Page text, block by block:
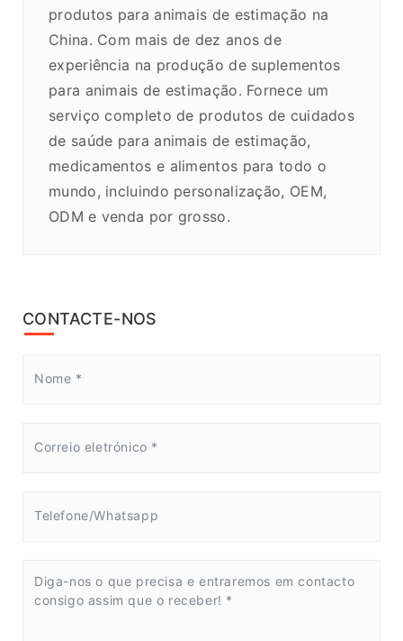
produtos para animais de estimação na
China. Com mais de dez anos de
experiência na produção de suplementos
para animais de estimação. Fornece um
serviço completo de produtos de cuidados
de saúde para animais de estimação,
medicamentos e alimentos para todo o
mundo, incluindo personalização, OEM,
ODM e venda por grosso.
CONTACTE-NOS